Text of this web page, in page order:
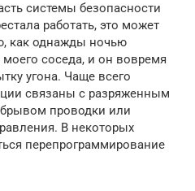
системы безопасности
работать, это может
как однажды ночью
моего соседа, и он вовремя
угона. Чаще всего
связаны с разряженным
проводки или
В некоторых
перепрограммирование